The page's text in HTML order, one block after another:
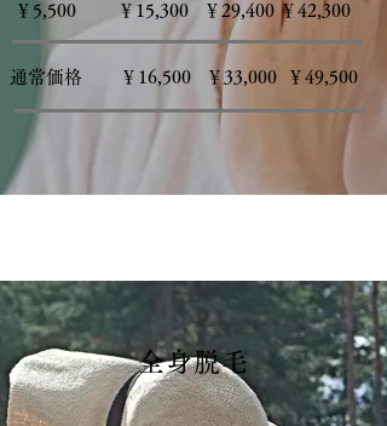
￥5,500 ￥15,300 ￥29,400 ￥42,300
通常価格 ￥16,500 ￥33,000 ￥49,500
全身脱毛